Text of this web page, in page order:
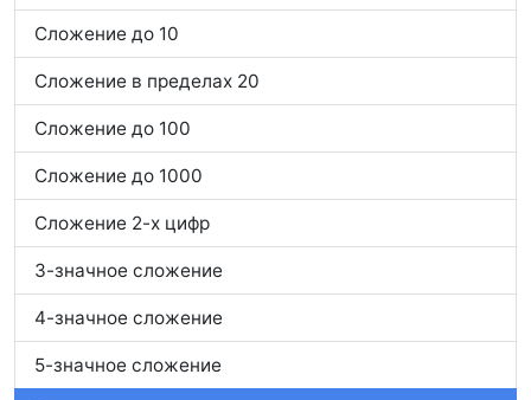
Сложение до 10
Сложение в пределах 20
Сложение до 100
Сложение до 1000
Сложение 2-х цифр
3-значное сложение
4-значное сложение
5-значное сложение